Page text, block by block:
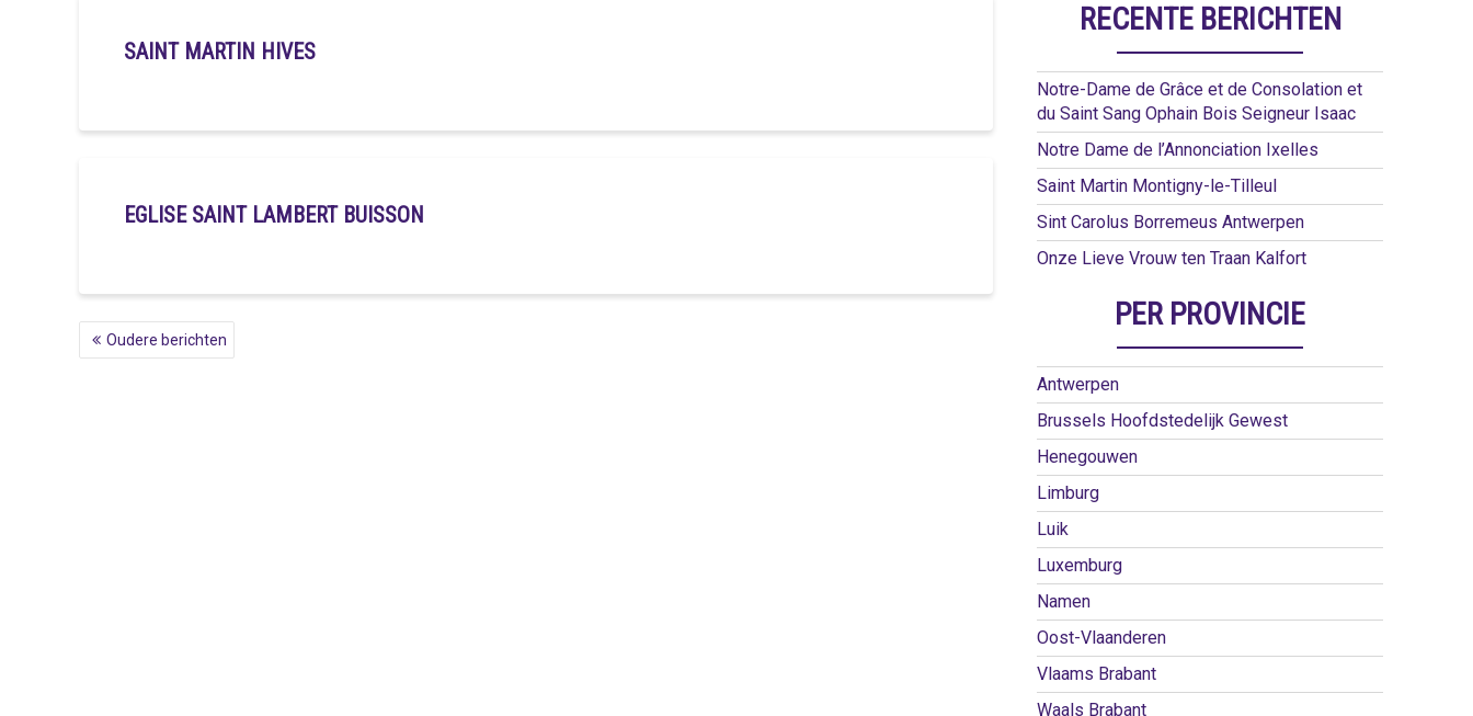
SAINT MARTIN HIVES
EGLISE SAINT LAMBERT BUISSON
BERICHTNAVIGATIE
Oudere berichten
RECENTE BERICHTEN
Notre-Dame de Grâce et de Consolation et
du Saint Sang Ophain Bois Seigneur Isaac
Notre Dame de l’Annonciation Ixelles
Saint Martin Montigny-le-Tilleul
Sint Carolus Borremeus Antwerpen
Onze Lieve Vrouw ten Traan Kalfort
PER PROVINCIE
Antwerpen
Brussels Hoofdstedelijk Gewest
Henegouwen
Limburg
Luik
Luxemburg
Namen
Oost-Vlaanderen
Vlaams Brabant
Waals Brabant